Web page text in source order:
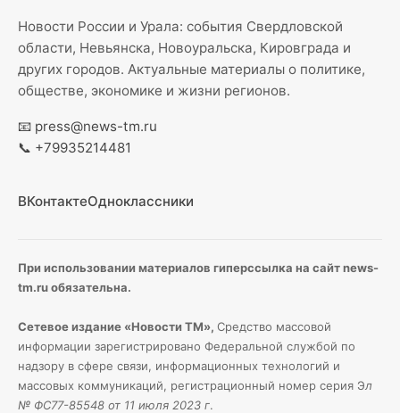
Новости России и Урала: события Свердловской
области, Невьянска, Новоуральска, Кировграда и
других городов. Актуальные материалы о политике,
обществе, экономике и жизни регионов.
📧 press@news-tm.ru
📞 +79935214481
ВКонтактеОдноклассники
При использовании материалов гиперссылка на сайт news-
tm.ru обязательна.
Сетевое издание «Новости ТМ», Средство массовой
информации зарегистрировано Федеральной службой по
надзору в сфере связи, информационных технологий и
массовых коммуникаций, регистрационный номер серия Эл
№ ФС77-85548 от 11 июля 2023 г.